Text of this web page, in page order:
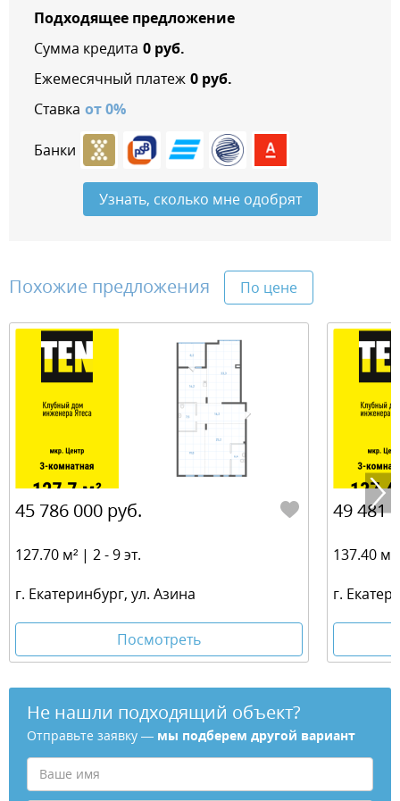
Подходящее предложение
Сумма кредита 0руб.
Ежемесячный платеж 0руб.
Ставка от0%
Банки
Узнать, сколько мне одобрят
Похожие предложения По цене
45 786 000 руб.
127.70 м² | 2 - 9 эт.
г. Екатеринбург, ул. Азина
Посмотреть
49 481
137.40
г.
Не нашли подходящий объект?
Отправьте заявку — мы подберем другой вариант